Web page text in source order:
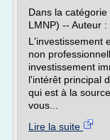
Dans la
LMNP) -- Auteur
L'investissement
non
investissement
l'intérêt principal
qui est à la
vous...
Lire la suite